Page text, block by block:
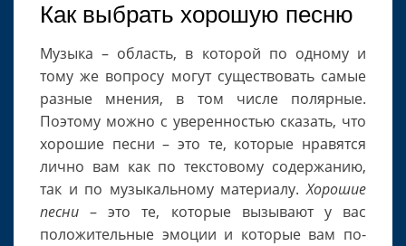
Как выбрать хорошую песню
Музыка – область, в которой по одному и
тому же вопросу могут существовать самые
разные мнения, в том числе полярные.
Поэтому можно с уверенностью сказать, что
хорошие песни – это те, которые нравятся
лично вам как по текстовому содержанию,
так и по музыкальному материалу.Хорошие
песни – это те, которые вызывают у вас
положительные эмоции и которые вам по-